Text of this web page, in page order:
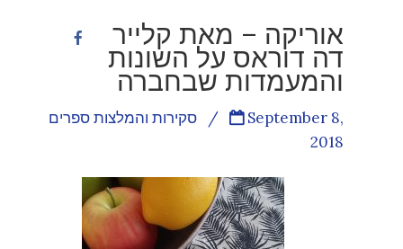
אוריקה – מאת קלייר
דה דוראס על השונות
והמעמדות שבחברה
סקירות והמלצות ספרים /
September 8,
2018